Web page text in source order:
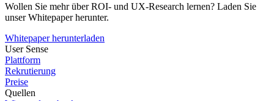
Wollen Sie mehr über ROI- und UX-Research lernen? Laden Sie
unser Whitepaper herunter.
Whitepaper herunterladen
User Sense
Plattform
Rekrutierung
Preise
Quellen